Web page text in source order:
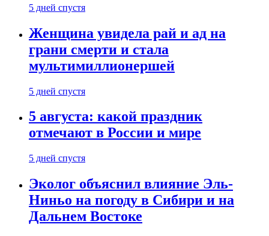
5 дней спустя
Женщина увидела рай и ад на
грани смерти и стала
мультимиллионершей
5 дней спустя
5 августа: какой праздник
отмечают в России и мире
5 дней спустя
Эколог объяснил влияние Эль-
Ниньо на погоду в Сибири и на
Дальнем Востоке